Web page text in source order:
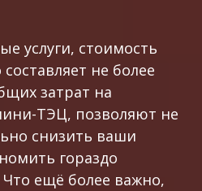
услуги, стоимость
не более
затрат на
ТЭЦ, позволяют не
снизить ваши
гораздо
ещё более важно,